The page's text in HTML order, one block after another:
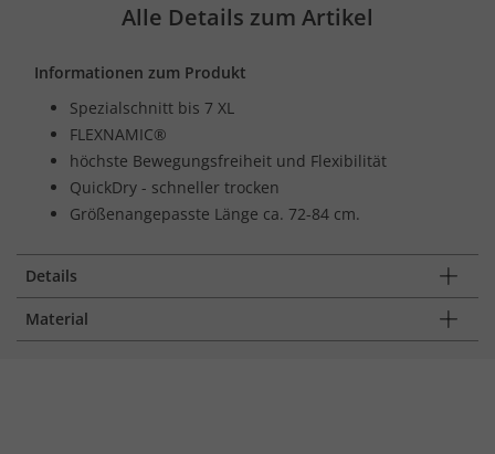
Alle Details zum Artikel
Informationen zum Produkt
Spezialschnitt bis 7 XL
FLEXNAMIC®
höchste Bewegungsfreiheit und Flexibilität
QuickDry - schneller trocken
Größenangepasste Länge ca. 72-84 cm.
Details
Material